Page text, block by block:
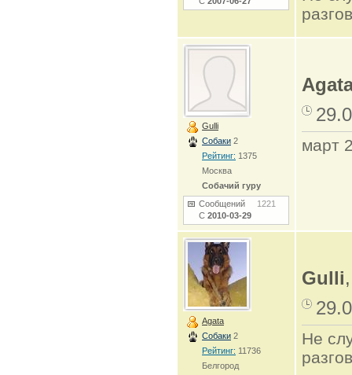
Gulli
Собаки 2
Рейтинг: 1375
Москва
Собачий гуру
Сообщений 1221
С 2010-03-29
март
Agata
Собаки 2
Рейтинг: 11736
Белгород
Gulli
Не